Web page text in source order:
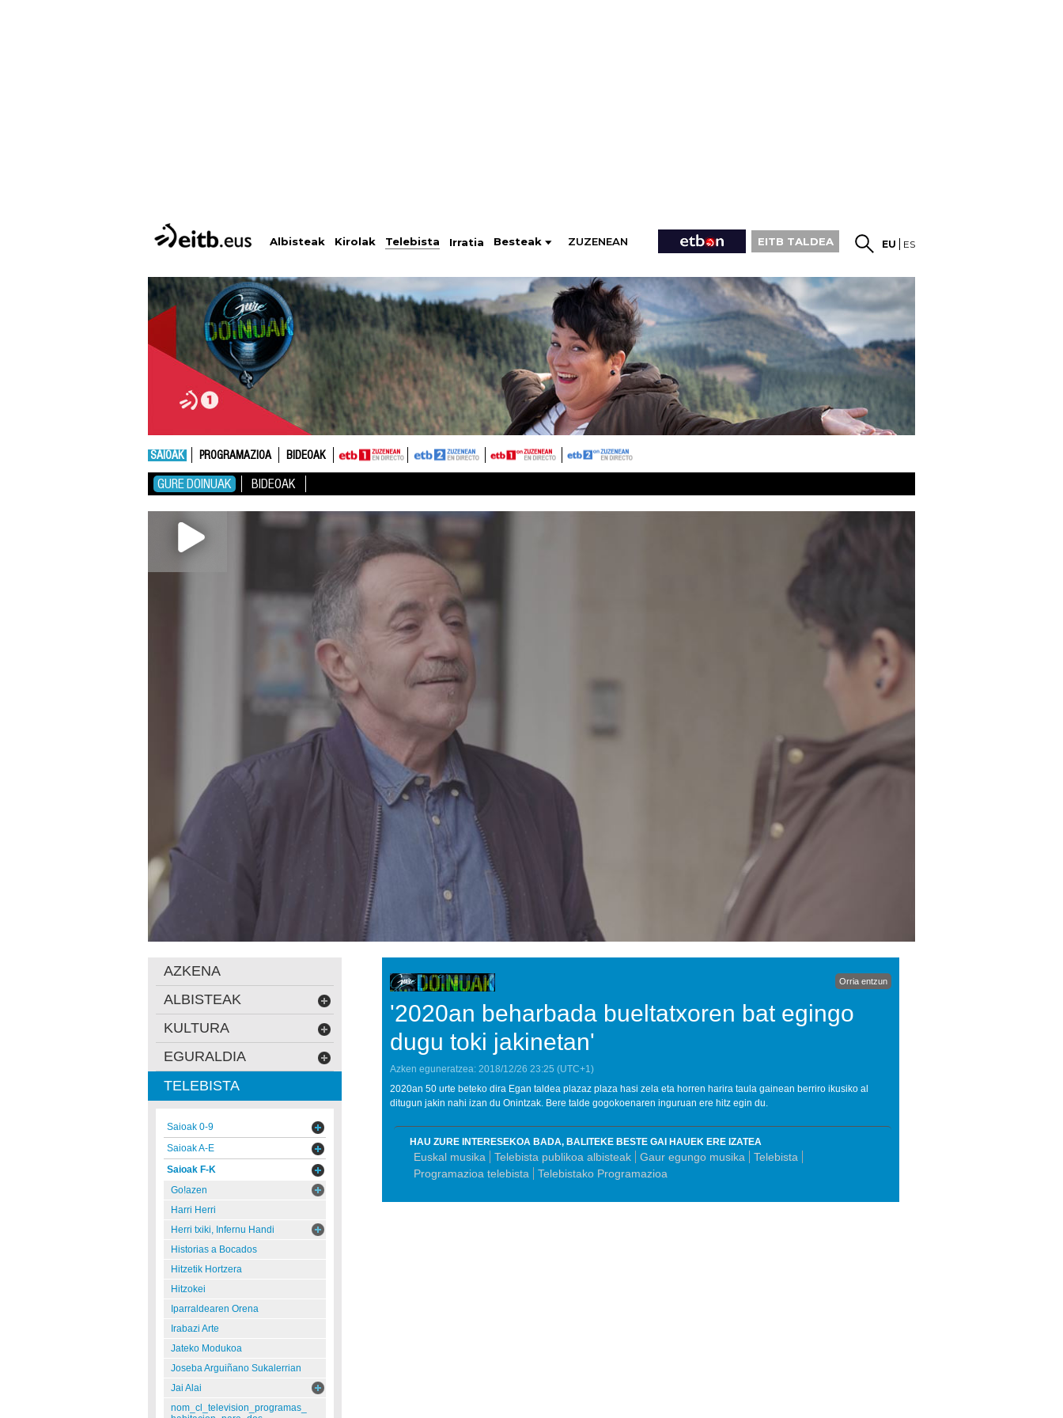
Albisteak Kirolak Telebista Irratia Besteak ZUZENEAN EITB TALDEA EU ES
SAIOAK PROGRAMAZIOA BIDEOAK
GURE DOINUAK BIDEOAK
Orria entzun
'2020an beharbada bueltatxoren bat egingo
dugu toki jakinetan'
Azken eguneratzea: 2018/12/26 23:25 (UTC+1)
2020an 50 urte beteko dira Egan taldea plazaz plaza hasi zela eta horren harira taula gainean berriro ikusiko al
ditugun jakin nahi izan du Onintzak. Bere talde gogokoenaren inguruan ere hitz egin du.
HAU ZURE INTERESEKOA BADA, BALITEKE BESTE GAI HAUEK ERE IZATEA
Euskal musika Telebista publikoa albisteak Gaur egungo musika
Telebista
Programazioa telebista
Telebistako Programazioa
AZKENA
ALBISTEAK
KULTURA
EGURALDIA
TELEBISTA
Saioak 0-9
Saioak A-E
Saioak F-K
Go!azen
Harri Herri
Herri txiki, Infernu Handi
Historias a Bocados
Hitzetik Hortzera
Hitzokei
Iparraldearen Orena
Irabazi Arte
Jateko Modukoa
Joseba Arguiñano Sukalerrian
Jai Alai
nom_cl_television_programas_